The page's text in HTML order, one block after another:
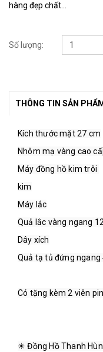
hàng đẹp chất...
Số lượng:
THÔNG TIN SẢN PHẨM
Kích thước mặt 27 cm
Nhôm mạ vàng cao
Máy đồng hồ kim trôi
kim
Máy lắc
Quả lắc vàng ngang
Dây xích
Quả tạ tủ đứng ngang
Có tặng kèm 2 viên
☀ Đồng Hồ Thanh